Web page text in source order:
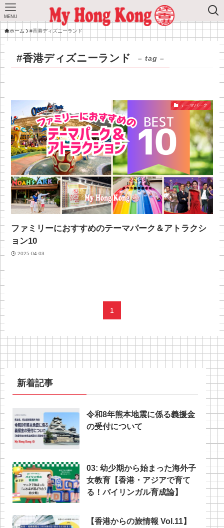
MENU
ホーム #香港ディズニーランド
#香港ディズニーランド – tag –
テーマパーク
ファミリーにおすすめのテーマパーク＆アトラクシ
ョン10
2025-04-03
1
新着記事
令和8年熊本地震に係る義援金
の受付について
03: 幼少期から始まった海外子
女教育【香港・アジアで育て
る！バイリンガル育成論】
【香港からの旅情報 Vol.11】